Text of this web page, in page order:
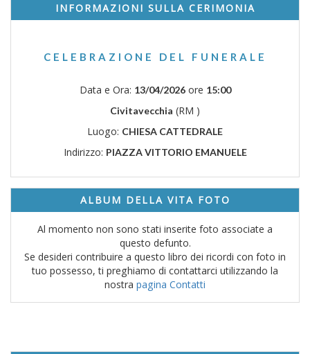
INFORMAZIONI SULLA CERIMONIA
CELEBRAZIONE DEL FUNERALE
Data e Ora: 13/04/2026ore 15:00
Civitavecchia (RM )
Luogo: CHIESA CATTEDRALE
Indirizzo: PIAZZA VITTORIO EMANUELE
ALBUM DELLA VITA FOTO
Al momento non sono stati inserite foto associate a
questo defunto.
Se desideri contribuire a questo libro dei ricordi con foto in
tuo possesso, ti preghiamo di contattarci utilizzando la
nostra pagina Contatti